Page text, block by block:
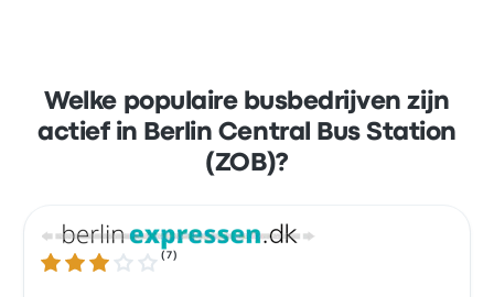
Welke populaire busbedrijven zijn
actief in Berlin Central Bus Station
(ZOB)?
3.0 van de 5 sterren
(7 )